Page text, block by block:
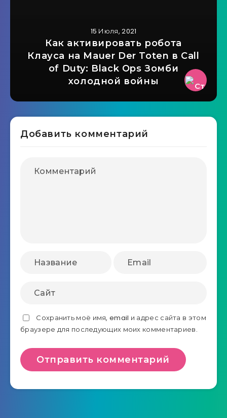
15 Июля, 2021
Как активировать робота
Клауса на Mauer Der Toten в Call
of Duty: Black Ops Зомби
холодной войны
Добавить комментарий
Сохранить моё имя, email и адрес сайта в этом
браузере для последующих моих комментариев.